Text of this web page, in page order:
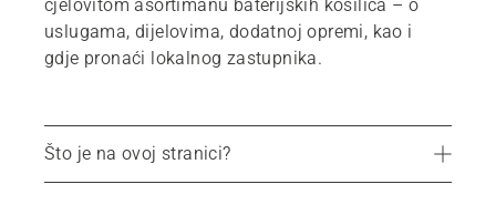
cjelovitom asortimanu baterijskih kosilica – o
uslugama, dijelovima, dodatnoj opremi, kao i
gdje pronaći lokalnog zastupnika.
Što je na ovoj stranici?
Preporučeni proizvodi